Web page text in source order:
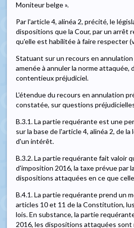
Moniteur belge ».
Par l'article 4, alinéa 2, précité, le
dispositions que la Cour, par un arrêt
qu'elle est habilitée à faire respecter
Statuant sur un recours en
amenée à annuler la norme
contentieux préjudiciel.
L'étendue du recours en annulation
constatée, sur questions
B.3.1. La partie requérante est une
sur la base de l'article 4, alinéa 2, de
d'un intérêt.
B.3.2. La partie requérante fait valoir
d'imposition 2016, la taxe prévue par la
dispositions attaquées en ce que
B.4.1. La partie requérante prend un
articles 10 et 11 de la Constitution,
lois. En substance, la partie
2016, les dispositions attaquées